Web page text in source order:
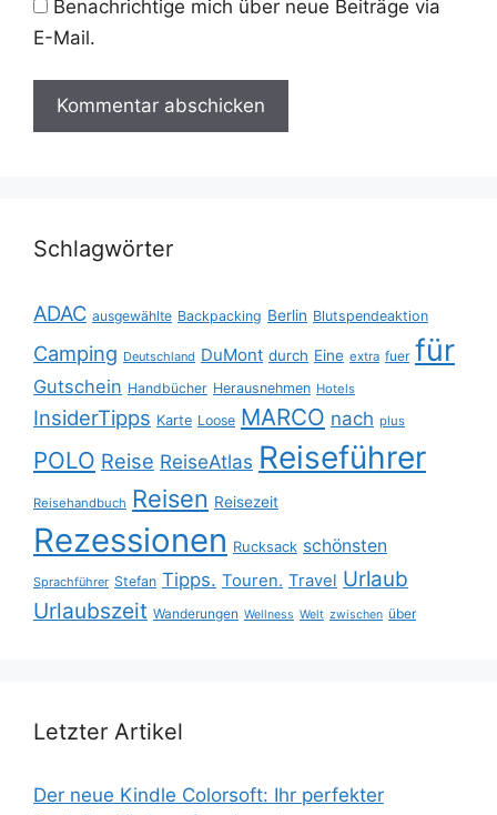
Benachrichtige mich über neue Beiträge via
E-Mail.
Schlagwörter
ADAC ausgewählte Backpacking Berlin Blutspendeaktion
Camping Deutschland DuMont durch Eine extra fuer für
Gutschein Handbücher Herausnehmen Hotels
InsiderTipps Karte Loose MARCO nach plus
POLO Reise ReiseAtlas Reiseführer
Reisehandbuch Reisen Reisezeit
Rezessionen Rucksack schönsten
Sprachführer Stefan Tipps. Touren. Travel Urlaub
Urlaubszeit Wanderungen Wellness Welt zwischen über
Letzter Artikel
Der neue Kindle Colorsoft: Ihr perfekter